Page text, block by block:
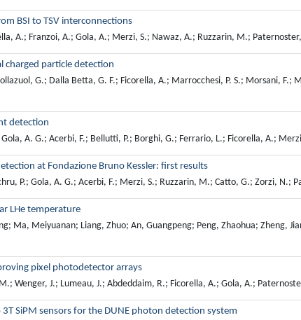
BSI to TSV interconnections
A.; Franzoi, A.; Gola, A.; Merzi, S.; Nawaz, A.; Ruzzarin, M.;
charged particle detection
G.; Dalla Betta, G. F.; Ficorella, A.; Marrocchesi, P. S.; Morsani,
detection
A. G.; Acerbi, F.; Bellutti, P.; Borghi, G.; Ferrario, L.; Ficorella, A.;
at Fondazione Bruno Kessler: first results
P.; Gola, A. G.; Acerbi, F.; Merzi, S.; Ruzzarin, M.; Catto, G.; Zorzi, N.;
LHe temperature
Ma, Meiyuanan; Liang, Zhuo; An, Guangpeng; Peng, Zhaohua; Zheng,
pixel photodetector arrays
Wenger, J.; Lumeau, J.; Abdeddaim, R.; Ficorella, A.; Gola, A.;
SiPM sensors for the DUNE photon detection system